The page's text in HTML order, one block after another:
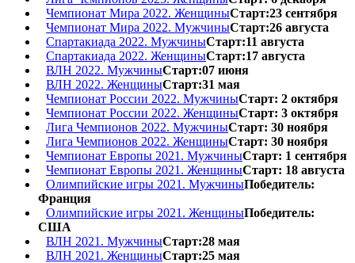
Чемпионат Мира 2022. ЖенщиныСтарт:23 сентября
Чемпионат Мира 2022. МужчиныСтарт:26 августа
Спартакиада 2022. МужчиныСтарт:11 августа
Спартакиада 2022. ЖенщиныСтарт:17 августа
ВЛН 2022. МужчиныСтарт:07 июня
ВЛН 2022. ЖенщиныСтарт:31 мая
Чемпионат России 2022. МужчиныСтарт: 2 октября
Чемпионат России 2022. ЖенщиныСтарт: 3 октября
Лига Чемпионов 2022. МужчиныСтарт: 30 ноября
Лига Чемпионов 2022. ЖенщиныСтарт: 30 ноября
Чемпионат Европы 2021. МужчиныСтарт: 1 сентября
Чемпионат Европы 2021. ЖенщиныСтарт: 18 августа
Олимпийские игры 2021. МужчиныПобедитель:
Франция
Олимпийские игры 2021. ЖенщиныПобедитель:
США
ВЛН 2021. МужчиныСтарт:28 мая
ВЛН 2021. ЖенщиныСтарт:25 мая